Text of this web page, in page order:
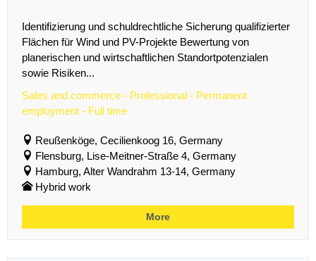
Identifizierung und schuldrechtliche Sicherung qualifizierter
Flächen für Wind und PV-Projekte Bewertung von
planerischen und wirtschaftlichen Standortpotenzialen
sowie Risiken...
Sales and commerce - Professional - Permanent
employment - Full time
Reußenköge, Cecilienkoog 16, Germany
Flensburg, Lise-Meitner-Straße 4, Germany
Hamburg, Alter Wandrahm 13-14, Germany
Hybrid work
More